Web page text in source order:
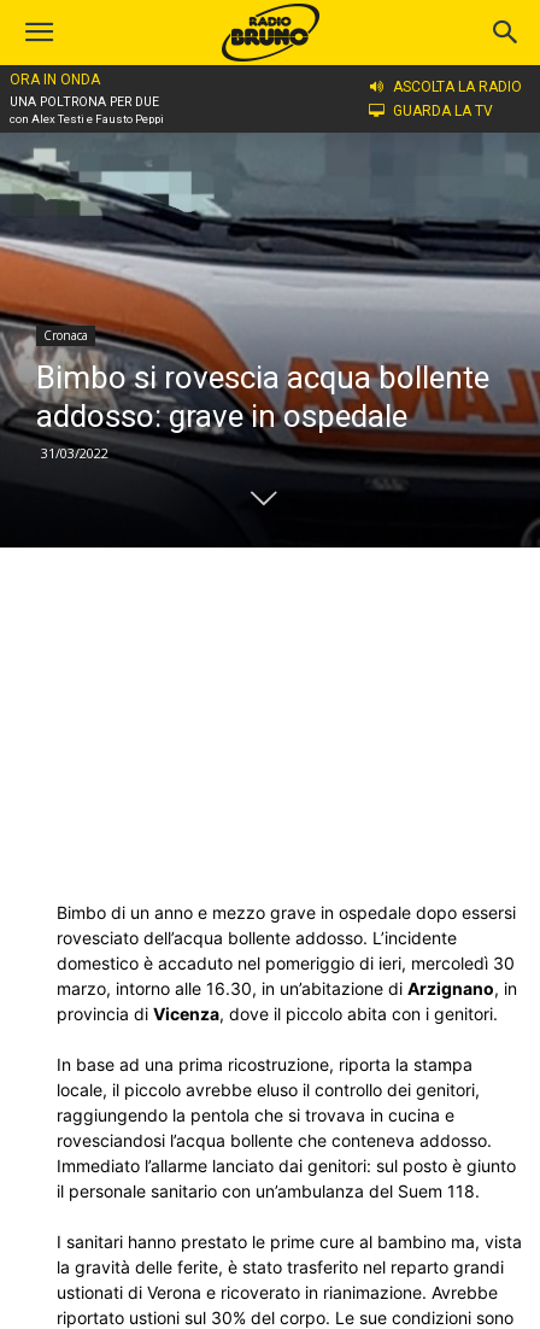
ORA IN ONDA
UNA POLTRONA PER DUE
con Alex Testi e Fausto Peppi
ASCOLTA LA RADIO
GUARDA LA TV
Home
Cronaca
Bimbo si rovescia acqua bollente
addosso: grave in ospedale
31/03/2022
Bimbo di un anno e mezzo grave in ospedale dopo essersi
rovesciato dell’acqua bollente addosso. L’incidente
domestico è accaduto nel pomeriggio di ieri, mercoledì 30
marzo, intorno alle 16.30, in un’abitazione di Arzignano, in
provincia di Vicenza, dove il piccolo abita con i genitori.
In base ad una prima ricostruzione, riporta la stampa
locale, il piccolo avrebbe eluso il controllo dei genitori,
raggiungendo la pentola che si trovava in cucina e
rovesciandosi l’acqua bollente che conteneva addosso.
Immediato l’allarme lanciato dai genitori: sul posto è giunto
il personale sanitario con un’ambulanza del Suem 118.
I sanitari hanno prestato le prime cure al bambino ma, vista
la gravità delle ferite, è stato trasferito nel reparto grandi
ustionati di Verona e ricoverato in rianimazione. Avrebbe
riportato ustioni sul 30% del corpo. Le sue condizioni sono